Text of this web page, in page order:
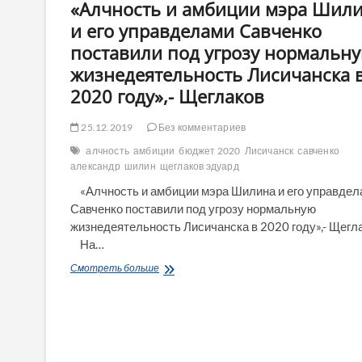
Общественного
в
сумме
млн
грн
31
«Алчность и амбиции мэра
и его управделами Савченко
поставили под угрозу
жизнедеятельность Лисичанска
2020 году»,- Щеглаков
25.12.2019
Без комментариев
алчность амбиции бюджет 2020 Лисичанск савченко
александр шилин щеглаков эдуард
«Алчность и амбиции мэра Шилина и его
Савченко поставили под угрозу нормальную
жизнедеятельность Лисичанска в 2020 году»,-
На…
Смотреть больше«Алчность